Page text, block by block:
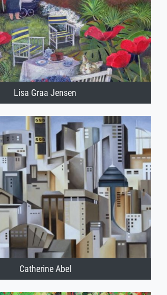
Lisa Graa Jensen
Catherine Abel